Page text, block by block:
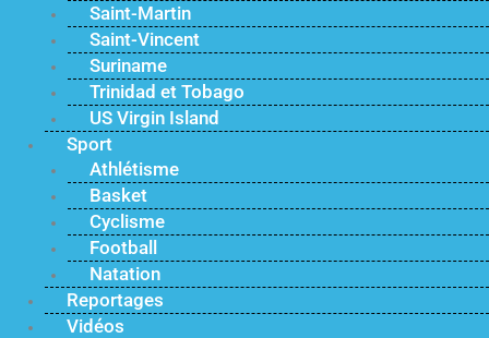
Saint-Martin
Saint-Vincent
Suriname
Trinidad et Tobago
US Virgin Island
Sport
Athlétisme
Basket
Cyclisme
Football
Natation
Reportages
Vidéos